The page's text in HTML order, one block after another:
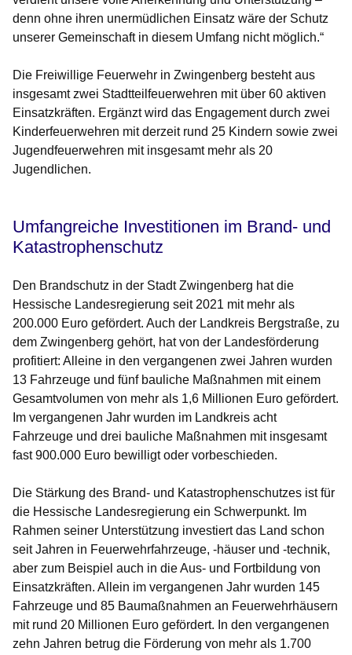
denn ohne ihren unermüdlichen Einsatz wäre der Schutz
unserer Gemeinschaft in diesem Umfang nicht möglich.“
Die Freiwillige Feuerwehr in Zwingenberg besteht aus
insgesamt zwei Stadtteilfeuerwehren mit über 60 aktiven
Einsatzkräften. Ergänzt wird das Engagement durch zwei
Kinderfeuerwehren mit derzeit rund 25 Kindern sowie zwei
Jugendfeuerwehren mit insgesamt mehr als 20
Jugendlichen.
Umfangreiche Investitionen im Brand- und
Katastrophenschutz
Den Brandschutz in der Stadt Zwingenberg hat die
Hessische Landesregierung seit 2021 mit mehr als
200.000 Euro gefördert. Auch der Landkreis Bergstraße, zu
dem Zwingenberg gehört, hat von der Landesförderung
profitiert: Alleine in den vergangenen zwei Jahren wurden
13 Fahrzeuge und fünf bauliche Maßnahmen mit einem
Gesamtvolumen von mehr als 1,6 Millionen Euro gefördert.
Im vergangenen Jahr wurden im Landkreis acht
Fahrzeuge und drei bauliche Maßnahmen mit insgesamt
fast 900.000 Euro bewilligt oder vorbeschieden.
Die Stärkung des Brand- und Katastrophenschutzes ist für
die Hessische Landesregierung ein Schwerpunkt. Im
Rahmen seiner Unterstützung investiert das Land schon
seit Jahren in Feuerwehrfahrzeuge, -häuser und -technik,
aber zum Beispiel auch in die Aus- und Fortbildung von
Einsatzkräften. Allein im vergangenen Jahr wurden 145
Fahrzeuge und 85 Baumaßnahmen an Feuerwehrhäusern
mit rund 20 Millionen Euro gefördert. In den vergangenen
zehn Jahren betrug die Förderung von mehr als 1.700